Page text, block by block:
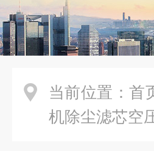
当前位置： 首
机除尘滤芯空